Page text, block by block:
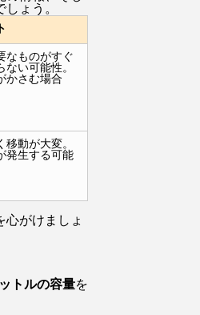
ょう。
なものがすぐ
ない可能性。
かさむ場合
移動が大変。
発生する可能
心がけましょ
トルの容量を